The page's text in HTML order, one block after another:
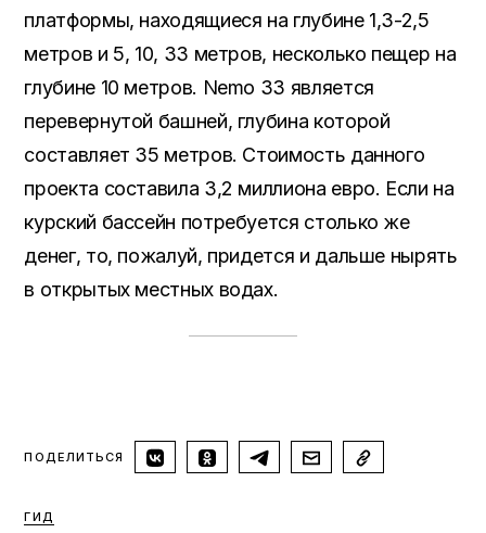
платформы, находящиеся на глубине 1,3-2,5
метров и 5, 10, 33 метров, несколько пещер на
глубине 10 метров. Nemo 33 является
перевернутой башней, глубина которой
составляет 35 метров. Стоимость данного
проекта составила 3,2 миллиона евро. Если на
курский бассейн потребуется столько же
денег, то, пожалуй, придется и дальше нырять
в открытых местных водах.
ПОДЕЛИТЬСЯ
ГИД